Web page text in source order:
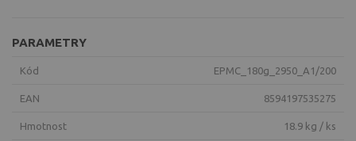
PARAMETRY
Kód EPMC_180g_2950_A1/200
EAN 8594197535275
Hmotnost 18.9 kg / ks